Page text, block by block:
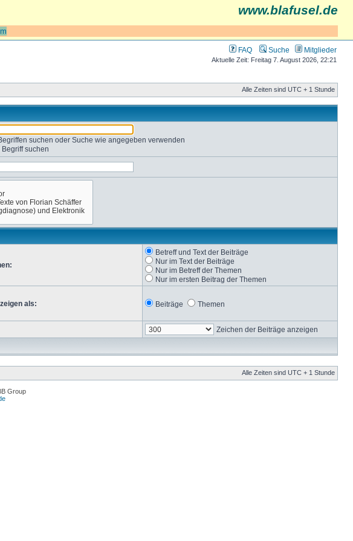
www.blafusel.de
FAQ Suche Mitglieder
Aktuelle Zeit: Freitag 7. August 2026, 22:21
Alle Zeiten sind UTC + 1 Stunde
suchen oder Suche wie angegeben verwenden
suchen
Betreff und Text der Beiträge
Nur im Text der Beiträge
Nur im Betreff der Themen
Nur im ersten Beitrag der Themen
als: Beiträge Themen
Zeichen der Beiträge anzeigen
Alle Zeiten sind UTC + 1 Stunde
Group